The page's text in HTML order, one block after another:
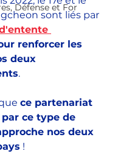
Défense et For
sont liés par
renforcer les
deux
.
ce partenariat
ce type de
nos deux
!